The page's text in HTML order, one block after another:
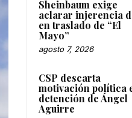
Sheinbaum exige
aclarar injerencia
en traslado de “El
Mayo”
agosto 7, 2026
CSP descarta
motivación política
detención de Ángel
Aguirre